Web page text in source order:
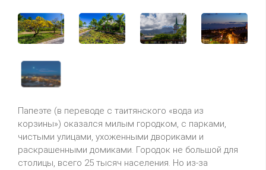
Папеэте (в переводе с таитянского «вода из
корзины») оказался милым городком, с парками,
чистыми улицами, ухоженными двориками и
раскрашенными домиками. Городок не большой для
столицы, всего 25 тысяч населения. Но из-за